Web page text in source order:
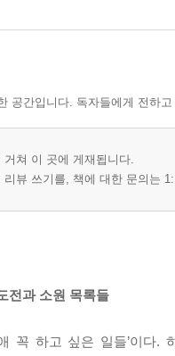
공간입니다. 독자들에게 전하
거쳐 이 곳에 게재됩니다.
리뷰 쓰기를, 책에 대한 문의는
전과 소원 목록들
꼭 하고 싶은 일들’이다